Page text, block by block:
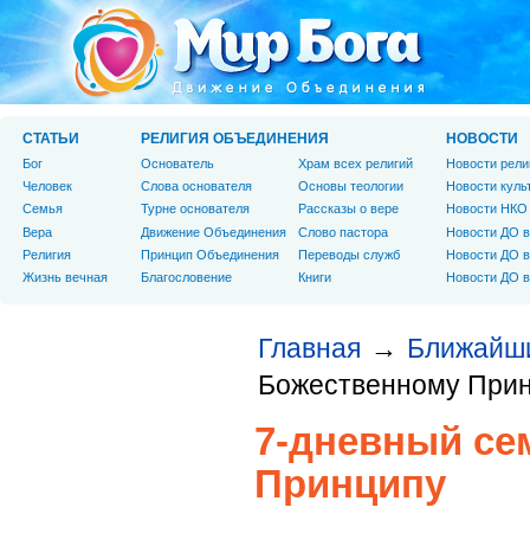
Главная →
Божественному
7-дневный
Принципу
СТАТЬИ
Бог
Человек
Cемья
Вера
Религия
Жизнь вечная
РЕЛИГИЯ ОБЪЕДИНЕНИЯ
Основатель
Слова основателя
Турне основателя
Движение Объединения
Принцип Объединения
Благословение
Храм всех религий
Основы теологии
Рассказы о вере
Слово пастора
Переводы служб
Книги
НОВОСТИ
Новости
Новости
Новости НКО
Новости ДО
Новости ДО
Новости ДО